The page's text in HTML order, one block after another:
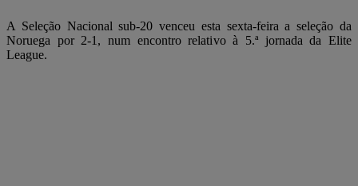
A Seleção Nacional sub-20 venceu esta sexta-feira a seleção da
Noruega por 2-1, num encontro relativo à 5.ª jornada da Elite
League.